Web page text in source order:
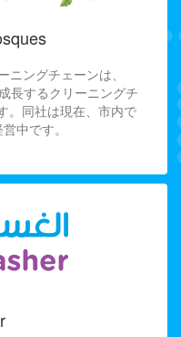
ングチェーンは、
長するクリーニングチ
。同社は現在、市内で
中です。